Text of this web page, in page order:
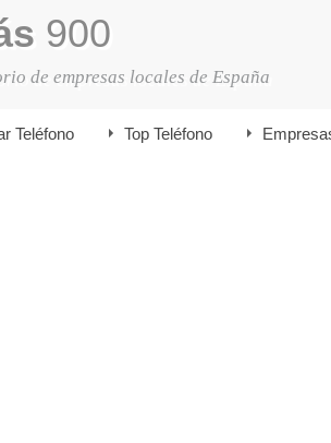
900
de empresas locales de España
Teléfono Top Teléfono